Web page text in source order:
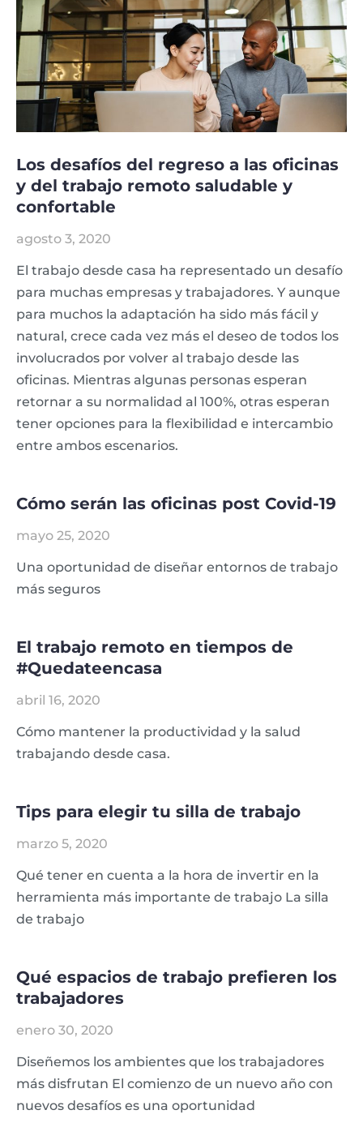
Los desafíos del regreso a las oficinas
y del trabajo remoto saludable y
confortable
agosto 3, 2020
El trabajo desde casa ha representado un desafío
para muchas empresas y trabajadores. Y aunque
para muchos la adaptación ha sido más fácil y
natural, crece cada vez más el deseo de todos los
involucrados por volver al trabajo desde las
oficinas. Mientras algunas personas esperan
retornar a su normalidad al 100%, otras esperan
tener opciones para la flexibilidad e intercambio
entre ambos escenarios.
Cómo serán las oficinas post Covid-19
mayo 25, 2020
Una oportunidad de diseñar entornos de trabajo
más seguros
El trabajo remoto en tiempos de
#Quedateencasa
abril 16, 2020
Cómo mantener la productividad y la salud
trabajando desde casa.
Tips para elegir tu silla de trabajo
marzo 5, 2020
Qué tener en cuenta a la hora de invertir en la
herramienta más importante de trabajo La silla
de trabajo
Qué espacios de trabajo prefieren los
trabajadores
enero 30, 2020
Diseñemos los ambientes que los trabajadores
más disfrutan El comienzo de un nuevo año con
nuevos desafíos es una oportunidad